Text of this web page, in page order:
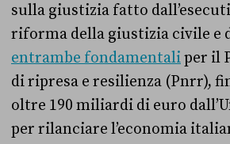
sulla giustizia fatto
riforma della giustizia civile e
entrambe fondamentaliper il
di ripresa e resilienza (Pnrr),
oltre 190 miliardi di euro
per rilanciare l’economia